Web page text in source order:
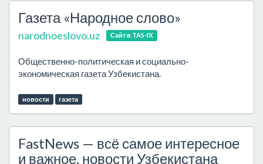
Газета «Народное слово»
narodnoeslovo.uz Сайт в TAS-IX
Общественно-политическая и социально-
экономическая газета Узбекистана.
новости газета
FastNews — всё самое интересное
и важное, новости Узбекистана